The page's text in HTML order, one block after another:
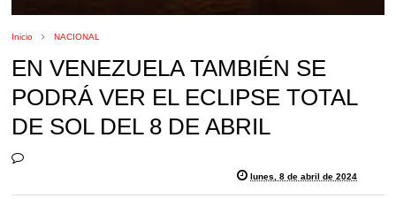
Inicio NACIONAL
EN VENEZUELA TAMBIÉN SE
PODRÁ VER EL ECLIPSE TOTAL
DE SOL DEL 8 DE ABRIL
lunes, 8 de abril de 2024